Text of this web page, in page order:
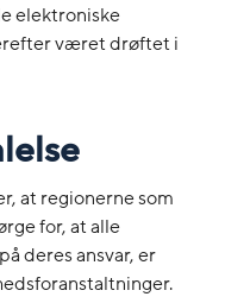
elektroniske
været drøftet i
at regionerne som
for, at alle
deres ansvar, er